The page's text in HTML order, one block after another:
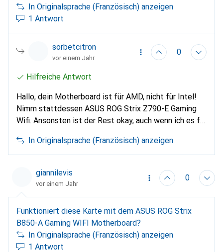
Straight Power 12 Platium Ein Motherboard ASUS
ROG STRIX B650E-E GAMING WIFI Prozessor Intel
Core i9-14900KF Luftkühlung be quiet! Pure Rock 2
Arbeitsspeicher Ram Vive Kingston 64GB DDR5
Samsung 990 Pro 1TB -------------- Sind diese Artikel,
Software und die gleichen Geräte verwenden und
miteinander verbunden werden können? Ich warte auf
deine Bestätigung und wenn es okay ist. Ich werde
die Bestellung in Kürze vorbereiten. In Erwartung
In Originalsprache (Französisch) anzeigen
1 Antwort
sorbetcitron
vor einem Jahr
0
Hilfreiche Antwort
Hallo, dein Motherboard ist für AMD, nicht für Intel!
Nimm stattdessen ASUS ROG Strix Z790-E Gaming
Wifi. Ansonsten ist der Rest okay, auch wenn ich es für
gewählten Grafikkarte ein wenig "overkill" finde.
In Originalsprache (Französisch) anzeigen
giannilevis
vor einem Jahr
0
Funktioniert diese Karte mit dem ASUS ROG Strix
B850-A Gaming WIFI Motherboard?
In Originalsprache (Französisch) anzeigen
1 Antwort